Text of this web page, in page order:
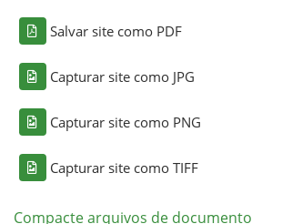
Salvar site como PDF
Capturar site como JPG
Capturar site como PNG
Capturar site como TIFF
Compacte arquivos de documento